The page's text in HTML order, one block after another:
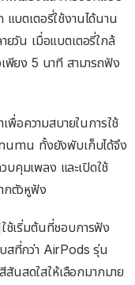
บตเตอรี่ใช้งานได้นาน
ยวัน เมื่อแบตเตอรี่ใกล้
พียง 5 นาที สามารถฟัง
อความสบายในการใช้
นทาน ทั้งยังพับเก็บได้จึง
คุมเพลง และเปิดใช้
กตัวหูฟัง
ช้เริ่มต้นที่ชอบการฟัง
สที่กว่า AirPods รุ่น
นสดใสให้เลือกมากมาย